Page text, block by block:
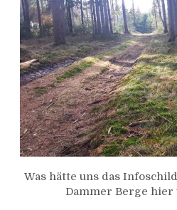
Was hätte uns das
Dammer Berge